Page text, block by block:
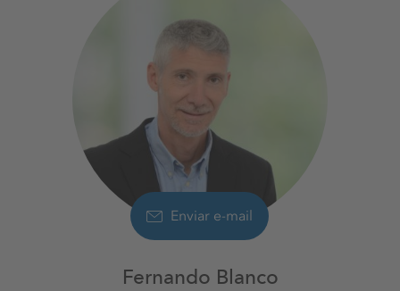
Enviar e-mail
Fernando Blanco